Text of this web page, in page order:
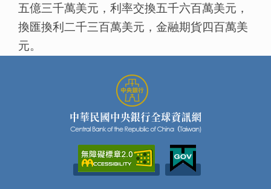
五億三千萬美元，利率交換五千六百萬美元，
換匯換利二千三百萬美元，金融期貨四百萬美
元。